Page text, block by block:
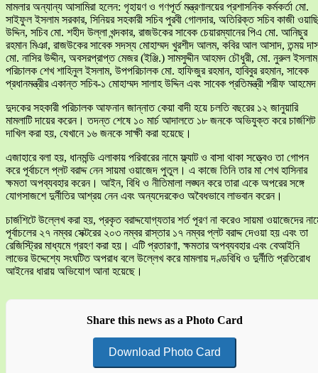
মামলার অন্যান্য আসামিরা হলেন: গৃহায়ণ ও গণপূর্ত মন্ত্রণালয়ের প্রশাসনিক কর্মকর্তা মো.
সাইফুল ইসলাম সরকার, সিনিয়র সহকারী সচিব পুরবী গোলদার, অতিরিক্ত সচিব কাজী ওয়াছি
উদ্দিন, সচিব মো. শহীদ উল্লা খন্দকার, রাজউকের সাবেক চেয়ারম্যানের পিএ মো. আনিছুর
রহমান মিঞা, রাজউকের সাবেক সদস্য মোহাম্মদ খুরশীদ আলম, কবির আল আসাদ, তন্ময়
মো. নাসির উদ্দীন, অবসরপ্রাপ্ত মেজর (ইঞ্জি.) সামসুদ্দীন আহমদ চৌধুরী, মো. নুরুল
পরিচালক শেখ শাহিনুল ইসলাম, উপপরিচালক মো. হাফিজুর রহমান, হাবিবুর রহমান, সাবেক
প্রধানমন্ত্রীর একান্ত সচিব-১ মোহাম্মদ সালাহ উদ্দিন এবং সাবেক প্রতিমন্ত্রী শরীফ
দুদকের সহকারী পরিচালক আফনান জান্নাত কেয়া বাদী হয়ে চলতি বছরের ১২ জানুয়ারি
মামলাটি দায়ের করেন। তদন্ত শেষে ১০ মার্চ আদালতে ১৮ জনকে অভিযুক্ত করে চার্জশিট
দাখিল করা হয়, যেখানে ১৬ জনকে সাক্ষী করা হয়েছে।
এজাহারে বলা হয়, ধানমন্ডি এলাকায় পরিবারের নামে ফ্ল্যাট ও বাসা থাকা সত্ত্বেও তা গোপন
করে পূর্বাচলে প্লট বরাদ্দ নেন সায়মা ওয়াজেদ পুতুল। এ কাজে তিনি তার মা শেখ হাসিনার
ক্ষমতা অপব্যবহার করেন। আইন, বিধি ও নীতিমালা লঙ্ঘন করে তারা একে অপরের সঙ্গে
যোগসাজশে দুর্নীতির আশ্রয় নেন এবং অন্যদেরকেও অবৈধভাবে লাভবান করেন।
চার্জশিটে উল্লেখ করা হয়, প্রকৃত বরাদ্দযোগ্যতার শর্ত পূরণ না করেও সায়মা ওয়াজেদের
পূর্বাচলের ২৭ নম্বর সেক্টরের ২০৩ নম্বর রাস্তার ১৭ নম্বর প্লট বরাদ্দ দেওয়া হয় এবং তা
রেজিস্ট্রির মাধ্যমে গ্রহণ করা হয়। এটি প্রতারণা, ক্ষমতার অপব্যবহার এবং বেআইনি
লাভের উদ্দেশ্যে সংঘটিত অপরাধ বলে উল্লেখ করে মামলায় দণ্ডবিধি ও দুর্নীতি প্রতিরোধ
আইনের ধারায় অভিযোগ আনা হয়েছে।
Share this news as a Photo Card
Download Photo Card